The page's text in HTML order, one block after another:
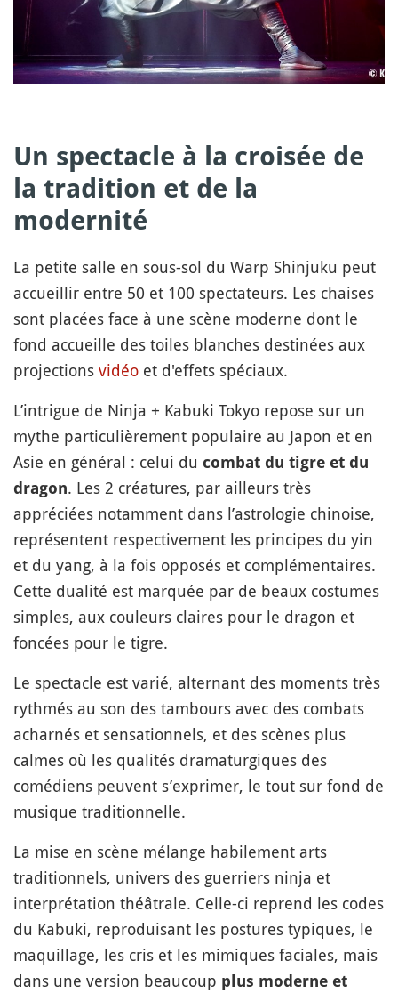
Un spectacle à la croisée de
la tradition et de la
modernité
La petite salle en sous-sol du Warp Shinjuku peut
accueillir entre 50 et 100 spectateurs. Les chaises
sont placées face à une scène moderne dont le
fond accueille des toiles blanches destinées aux
projections vidéo et d'effets spéciaux.
L’intrigue de Ninja + Kabuki Tokyo repose sur un
mythe particulièrement populaire au Japon et en
Asie en général : celui du combat du tigre et du
dragon. Les 2 créatures, par ailleurs très
appréciées notamment dans l’astrologie chinoise,
représentent respectivement les principes du yin
et du yang, à la fois opposés et complémentaires.
Cette dualité est marquée par de beaux costumes
simples, aux couleurs claires pour le dragon et
foncées pour le tigre.
Le spectacle est varié, alternant des moments très
rythmés au son des tambours avec des combats
acharnés et sensationnels, et des scènes plus
calmes où les qualités dramaturgiques des
comédiens peuvent s’exprimer, le tout sur fond de
musique traditionnelle.
La mise en scène mélange habilement arts
traditionnels, univers des guerriers ninja et
interprétation théâtrale. Celle-ci reprend les codes
du Kabuki, reproduisant les postures typiques, le
maquillage, les cris et les mimiques faciales, mais
dans une version beaucoup plus moderne et